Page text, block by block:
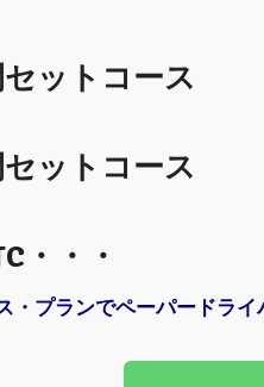
ットコース
ットコース
・・・
プランでペーパードライ